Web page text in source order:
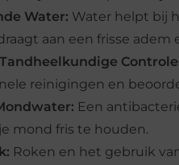
Water: Water helpt bij
aan een frisse adem
reinigingen en
Een
mond fris te houden.
Roken en het gebruik